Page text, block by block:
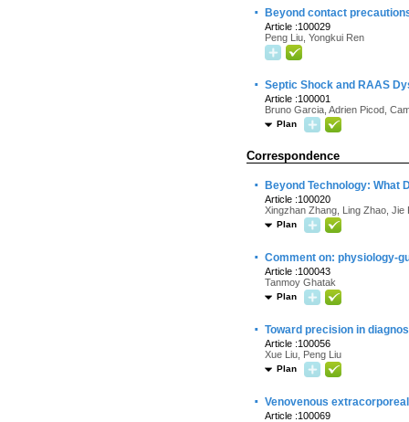
· Beyond contact
Article :100029
Peng Liu, Yongkui Ren
· Septic Shock and RAAS
Article :100001
Bruno Garcia, Adrien Picod,
Plan
Correspondence
· Beyond Technology: What
Article :100020
Xingzhan Zhang, Ling Zhao, Jie
Plan
· Comment on: physiology-
Article :100043
Tanmoy Ghatak
Plan
· Toward precision in
Article :100056
Xue Liu, Peng Liu
Plan
· Venovenous
Article :100069